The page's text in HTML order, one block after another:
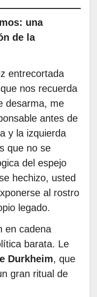
una
de la
entrecortada
que nos recuerda
desarma, me
antes de
y la izquierda
que no se
del espejo
hechizo, usted
al rostro
legado.
en cadena
barata. Le
Durkheim, que
gran ritual de